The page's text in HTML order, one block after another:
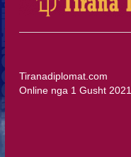
Tiranadiplomat.com
Online nga 1 Gusht 2021